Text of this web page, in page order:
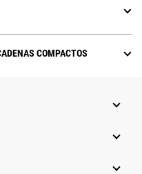
COMPACTOS